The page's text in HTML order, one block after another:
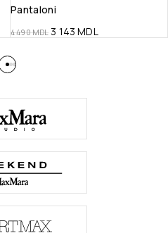
Pantaloni
4 490MDL 3 143MDL